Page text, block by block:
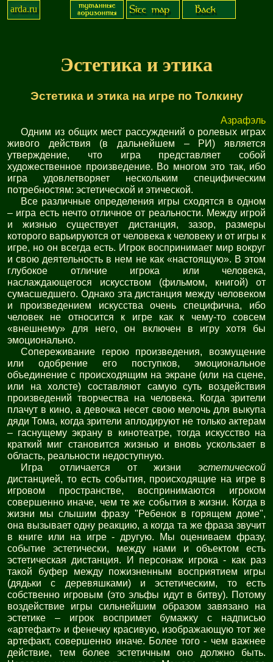
arda.ru
Эстетика и этика
Эстетика и этика на игре по Толкину
Азрафэль
Одним из общих мест рассуждений о ролевых играх
живого действия (в дальнейшем – РИ) является
утверждение, что игра представляет собой
художественное произведение. Во многом это так, ибо
игра удовлетворяет нескольким специфическим
потребностям: эстетической и этической.
Все различные определения игры сходятся в одном
– игра есть нечто отличное от реальности. Между игрой
и жизнью существует дистанция, зазор, размеры
которого варьируются от человека к человеку и от игры к
игре, но он всегда есть. Игрок воспринимает мир вокруг
и свою деятельность в нем не как «настоящую». В этом
глубокое отличие игрока или человека,
наслаждающегося искусством (фильмом, книгой) от
сумасшедшего. Однако эта дистанция между человеком
и произведением искусства очень специфична, ибо
человек не относится к игре как к чему-то совсем
«внешнему» для него, он включен в игру хотя бы
эмоционально.
Сопереживание герою произведения, возмущение
или одобрение его поступков, эмоциональное
объединение с происходящим на экране (или на сцене,
или на холсте) составляют самую суть воздействия
произведений творчества на человека. Когда зрители
плачут в кино, а девочка несет свою мелочь для выкупа
дяди Тома, когда зрители аплодируют не только актерам
– гаснущему экрану в кинотеатре, тогда искусство на
краткий миг становится жизнью и вновь ускользает в
область, реальности недоступную.
Игра отличается от жизни эстетической
дистанцией, то есть события, происходящие на игре в
игровом пространстве, воспринимаются игроком
совершенно иначе, чем те же события в жизни. Когда в
жизни мы слышим фразу "Ребенок в горящем доме",
она вызывает одну реакцию, а когда та же фраза звучит
в книге или на игре - другую. Мы оцениваем фразу,
событие эстетически, между нами и объектом есть
эстетическая дистанция. И персонаж игрока - как раз
такой буфер между пожизненным восприятием игры
(дядьки с деревяшками) и эстетическим, то есть
собственно игровым (это эльфы идут в битву). Потому
воздействие игры сильнейшим образом завязано на
эстетике – игрок воспримет бумажку с надписью
«артефакт» и фенечку красивую, изображающую тот же
артефакт, совершенно иначе. Более того - чем важнее
действие, тем более эстетичным оно должно быть.